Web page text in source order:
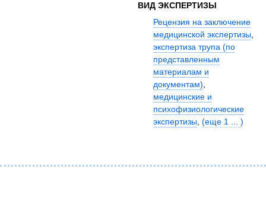
ВИД ЭКСПЕРТИЗЫ
Рецензия на заключение
медицинской экспертизы,
экспертиза трупа (по
представленным
материалам и
документам),
медицинские и
психофизиологические
экспертизы,(еще 1 ... )